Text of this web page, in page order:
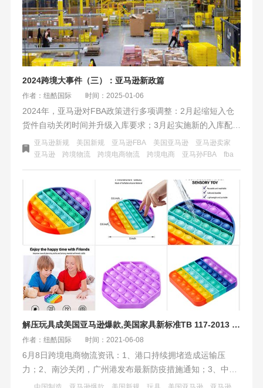
2024跨境大事件（三）：亚马逊新政篇
作者：纽酷国际 时间：2025-01-06
2024年，亚马逊对FBA政策进行多项调整：2月起缩短入仓
货件自动关闭时间并升级入库要求；3月起实施新的入库配置
费政策；4月起调整物流仓储费用，引入低库存水平费；6月
起对高退货率商品收费；7月起聚焦“预约PO准确率”及取消
违规政策；大件和重型物品退货政策于10月30日起在欧洲四
国调整。
亚马逊新规 美国新规 ​亚马逊FBA 美国亚马逊
亚马逊卖家
亚马逊
跨境物流 跨境电商物流 跨境电商 亚马孙FBA fba
解压玩具成美国亚马逊爆款,美国家具新标准TB 117-2013 测试6月25日起实施
作者：纽酷国际 时间：2021-06-08
6月8日跨境电商物流资讯：1、港口持续拥堵造成运输压
力；2、南沙关闭，广州港发布最新防疫措施通知；3、中国
制造解压玩具成美国亚马逊爆款；4、美国软体家具新标准6